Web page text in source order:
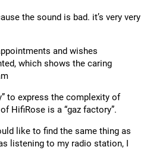
the sound is bad. it’s very very
and wishes
which shows the caring
to express the complexity of
HifiRose is a “gaz factory”.
like to find the same thing as
listening to my radio station, I